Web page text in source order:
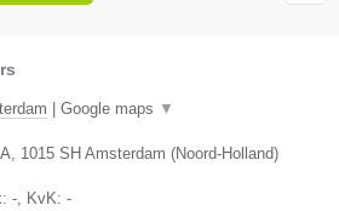
Google maps ▼
, 1015 SH Amsterdam (Noord-Holland)
-, KvK: -